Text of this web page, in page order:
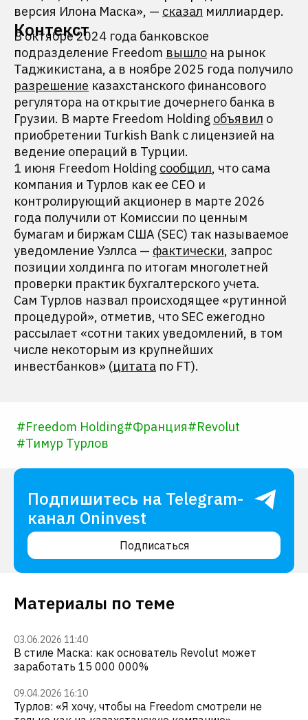
версия Илона Маска», — сказал миллиардер.
Контекст
В октябре 2024 года банковское
подразделение Freedom вышло на рынок
Таджикистана, а в ноябре 2025 года получило
разрешение казахстанского финансового
регулятора на открытие дочернего банка в
Грузии. В марте Freedom Holding объявил о
приобретении Turkish Bank с лицензией на
ведение операций в Турции.
1 июня Freedom Holding сообщил, что сама
компания и Турлов как ее CEO и
контролирующий акционер в марте 2026
года получили от Комиссии по ценным
бумагам и биржам США (SEC) так называемое
уведомление Уэллса — фактически, запрос
позиции холдинга по итогам многолетней
проверки практик бухгалтерского учета.
Сам Турлов назвал происходящее «рутинной
процедурой», отметив, что SEC ежегодно
рассылает «сотни таких уведомлений, в том
числе некоторым из крупнейших
инвестбанков» (цитата по FT).
#Freedom Holding#Франция#Revolut
#Тимур Турлов
Подпишитесь на Telegram-
канал Oninvest
Подписаться
Материалы по теме
03.06.2026 11:40
В стиле Маска: как основатель Revolut может
заработать 15 000 000%
09.04.2026 16:10
Турлов: «Я хочу, чтобы на Freedom смотрели не